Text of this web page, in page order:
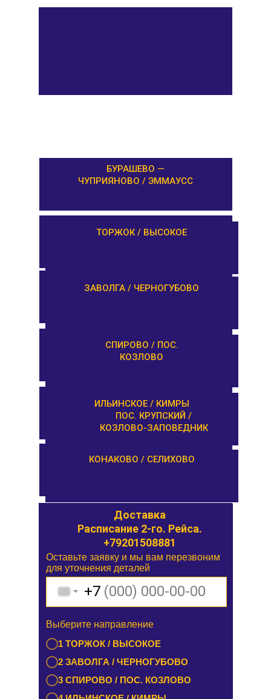
Оставьте заявку и мы вам перезвоним
для уточнения деталей
+7
Выберите направление
ЭММАУСС
2 ЛИХОСЛАВЛЬ / КАЛАШНИКОВО
3 ЕМЕЛЬЯНОВО / СТАРИЦА
ЛИХОСЛАВЛЬ /
КАЛАШНИКОВО
ЕМЕЛЬЯНОВО / СТАРИЦА
ТУРГИНОВО /
ЗАПОВЕДНИК
КАШИН / КАЛЯЗИН
ОРША / КУШАЛИНО
Доставка
Расписание 1-го. Рейса.
БУРАШЕВО —
ЧУПРИЯНОВО / ЭММАУСС
ТОРЖОК / ВЫСОКОЕ
ЗАВОЛГА / ЧЕРНОГУБОВО
СПИРОВО / ПОС.
КОЗЛОВО
ИЛЬИНСКОЕ / КИМРЫ
КОНАКОВО / СЕЛИХОВО
Оставьте заявку и мы вам перезвоним
для уточнения деталей
+7
Выберите направление
1 ТОРЖОК / ВЫСОКОЕ
2 ЗАВОЛГА / ЧЕРНОГУБОВО
3 СПИРОВО / ПОС. КОЗЛОВО
Доставка
Расписание 2-го. Рейса.
+79201508881
ПОС. КРУПСКИЙ /
КОЗЛОВО-ЗАПОВЕДНИК